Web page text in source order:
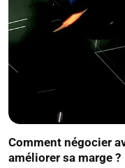
Comment négocier
améliorer sa marge ?